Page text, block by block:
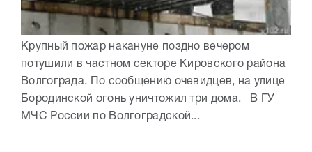
Крупный пожар накануне поздно вечером
потушили в частном секторе Кировского района
Волгограда. По сообщению очевидцев, на улице
Бородинской огонь уничтожил три дома. В ГУ
МЧС России по Волгоградской...